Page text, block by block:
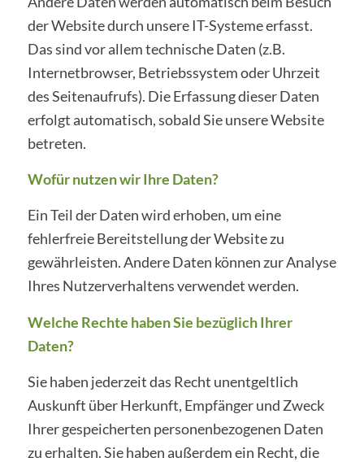
der Website durch unsere IT-Systeme erfasst.
Das sind vor allem technische Daten (z.B.
Internetbrowser, Betriebssystem oder Uhrzeit
des Seitenaufrufs). Die Erfassung dieser Daten
erfolgt automatisch, sobald Sie unsere Website
betreten.
Wofür nutzen wir Ihre Daten?
Ein Teil der Daten wird erhoben, um eine
fehlerfreie Bereitstellung der Website zu
gewährleisten. Andere Daten können zur Analyse
Ihres Nutzerverhaltens verwendet werden.
Welche Rechte haben Sie bezüglich Ihrer
Daten?
Sie haben jederzeit das Recht unentgeltlich
Auskunft über Herkunft, Empfänger und Zweck
Ihrer gespeicherten personenbezogenen Daten
zu erhalten. Sie haben außerdem ein Recht, die